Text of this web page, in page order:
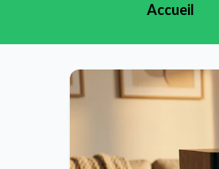
Accueil